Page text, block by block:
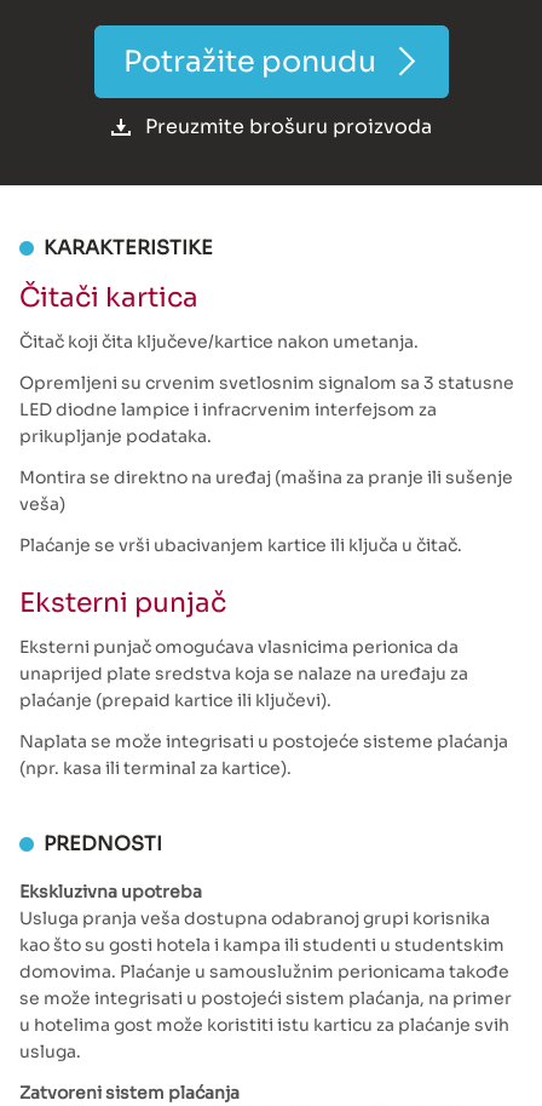
Potražite ponudu
Preuzmite brošuru proizvoda
KARAKTERISTIKE
Čitači kartica
Čitač koji čita ključeve/kartice nakon umetanja.
Opremljeni su crvenim svetlosnim signalom sa 3 statusne
LED diodne lampice i infracrvenim interfejsom za
prikupljanje podataka.
Montira se direktno na uređaj (mašina za pranje ili sušenje
veša)
Plaćanje se vrši ubacivanjem kartice ili ključa u čitač.
Eksterni punjač
Eksterni punjač omogućava vlasnicima perionica da
unaprijed plate sredstva koja se nalaze na uređaju za
plaćanje (prepaid kartice ili ključevi).
Naplata se može integrisati u postojeće sisteme plaćanja
(npr. kasa ili terminal za kartice).
PREDNOSTI
Ekskluzivna upotreba
Usluga pranja veša dostupna odabranoj grupi korisnika
kao što su gosti hotela i kampa ili studenti u studentskim
domovima. Plaćanje u samouslužnim perionicama takođe
se može integrisati u postojeći sistem plaćanja, na primer
u hotelima gost može koristiti istu karticu za plaćanje svih
usluga.
Zatvoreni sistem plaćanja